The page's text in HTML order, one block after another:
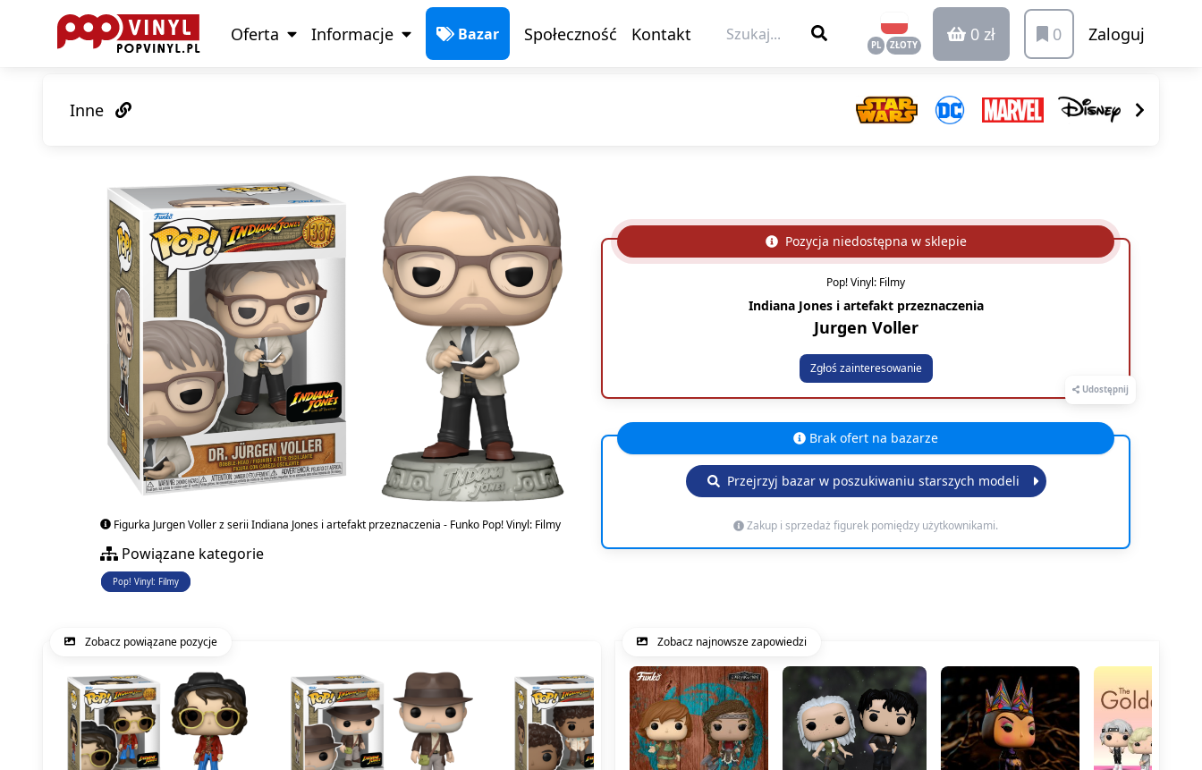
Oferta Informacje Bazar Społeczność Kontakt
PL ZŁOTY
0 zł 0 Zaloguj
Inne
Figurka Jurgen Voller z serii Indiana Jones i artefakt przeznaczenia - Funko Pop! Vinyl: Filmy
Powiązane kategorie
Pop! Vinyl: Filmy
Udostępnij
Pozycja niedostępna w sklepie
Pop! Vinyl: Filmy
Indiana Jones i artefakt przeznaczenia
Jurgen Voller
Zgłoś zainteresowanie
Brak ofert na bazarze
Przejrzyj bazar w poszukiwaniu starszych modeli
Zakup i sprzedaż figurek pomiędzy użytkownikami.
Zobacz powiązane pozycje Zobacz najnowsze zapowiedzi